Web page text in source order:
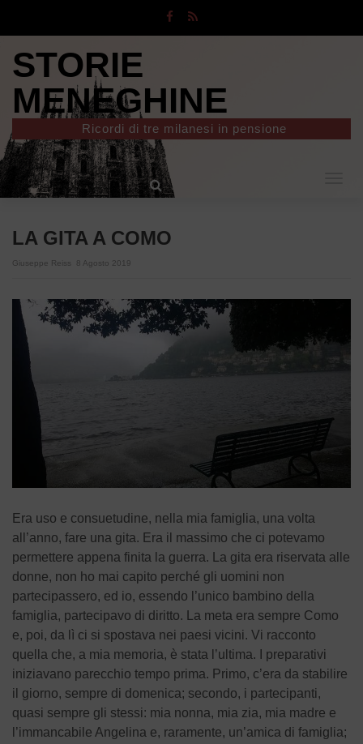
STORIE
MENEGHINE
Ricordi di tre milanesi in pensione
LA GITA A COMO
Giuseppe Reiss 8 Agosto 2019
Era uso e consuetudine, nella mia famiglia, una volta
all’anno, fare una gita. Era il massimo che ci potevamo
permettere appena finita la guerra. La gita era riservata alle
donne, non ho mai capito perché gli uomini non
partecipassero, ed io, essendo l’unico bambino della
famiglia, partecipavo di diritto. La meta era sempre Como
e, poi, da lì ci si spostava nei paesi vicini. Vi racconto
quella che, a mia memoria, è stata l’ultima. I preparativi
iniziavano parecchio tempo prima. Primo, c’era da stabilire
il giorno, sempre di domenica; secondo, i partecipanti,
quasi sempre gli stessi: mia nonna, mia zia, mia madre e
l’immancabile Angelina e, raramente, un’amica di famiglia;